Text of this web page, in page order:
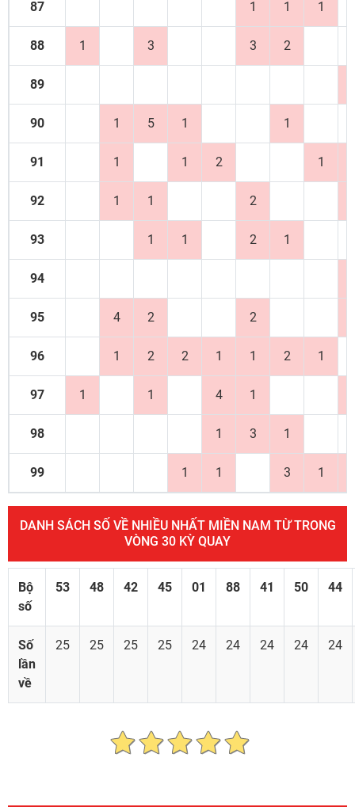
87 1 1 1
88 1 3 3 2
89
90 1 5 1 1
91 1 1 2 1
92 1 1 2
93 1 1 2 1
94
95 4 2 2
96 1 2 2 1 1 2 1
97 1 1 4 1
98 1 3 1
99 1 1 3 1
DANH SÁCH SỐ VỀ NHIỀU NHẤT MIỀN NAM TỪ TRONG
VÒNG 30 KỲ QUAY
Bộ
số
53 48 42 45 01 88 41 50 44
Số
lần
về
25 25 25 25 24 24 24 24 24